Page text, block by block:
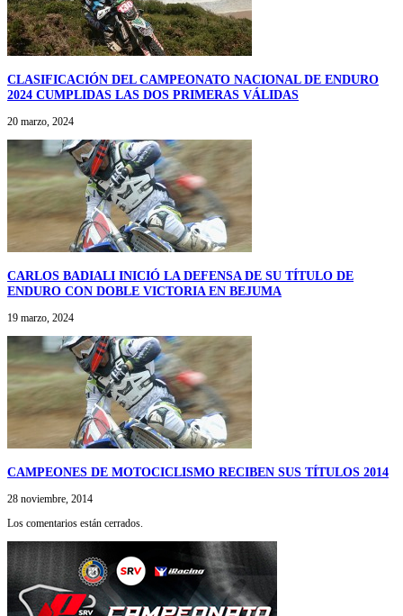
CLASIFICACIÓN DEL CAMPEONATO NACIONAL DE ENDURO
2024 CUMPLIDAS LAS DOS PRIMERAS VÁLIDAS
20 marzo, 2024
CARLOS BADIALI INICIÓ LA DEFENSA DE SU TÍTULO DE
ENDURO CON DOBLE VICTORIA EN BEJUMA
19 marzo, 2024
CAMPEONES DE MOTOCICLISMO RECIBEN SUS TÍTULOS 2014
28 noviembre, 2014
Los comentarios están cerrados.